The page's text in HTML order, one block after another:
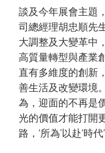
談及今年展會主題
司總經理胡忠順先
大調整及大變革中
高質量轉型與產業
直有多維度的創新
善生活及改變環境
為，迎面的不再是
光的價值才能打開
路，‘所為’以赴‘時代